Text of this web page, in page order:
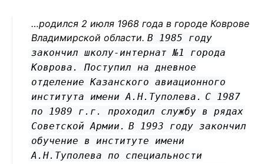
…родился 2 июля 1968 года в городе Коврове
Владимирской области. В 1985 году
закончил школу-интернат №1 города
Коврова. Поступил на дневное
отделение Казанского авиационного
института имени А.Н.Туполева. С 1987
по 1989 г.г. проходил службу в рядах
Советской Армии. В 1993 году закончил
обучение в институте имени
А.Н.Туполева по специальности